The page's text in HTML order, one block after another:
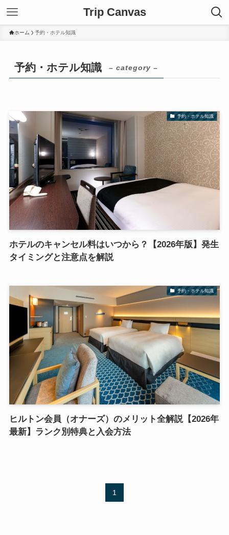
Trip Canvas
ホーム 予約・ホテル知識
予約・ホテル知識 – category –
予約・ホテル知識
ホテルのキャンセル料はいつから？【2026年版】発生
タイミングと注意点を解説
予約・ホテル知識
ヒルトン会員（オナーズ）のメリット全解説【2026年
最新】ランク別特典と入会方法
1